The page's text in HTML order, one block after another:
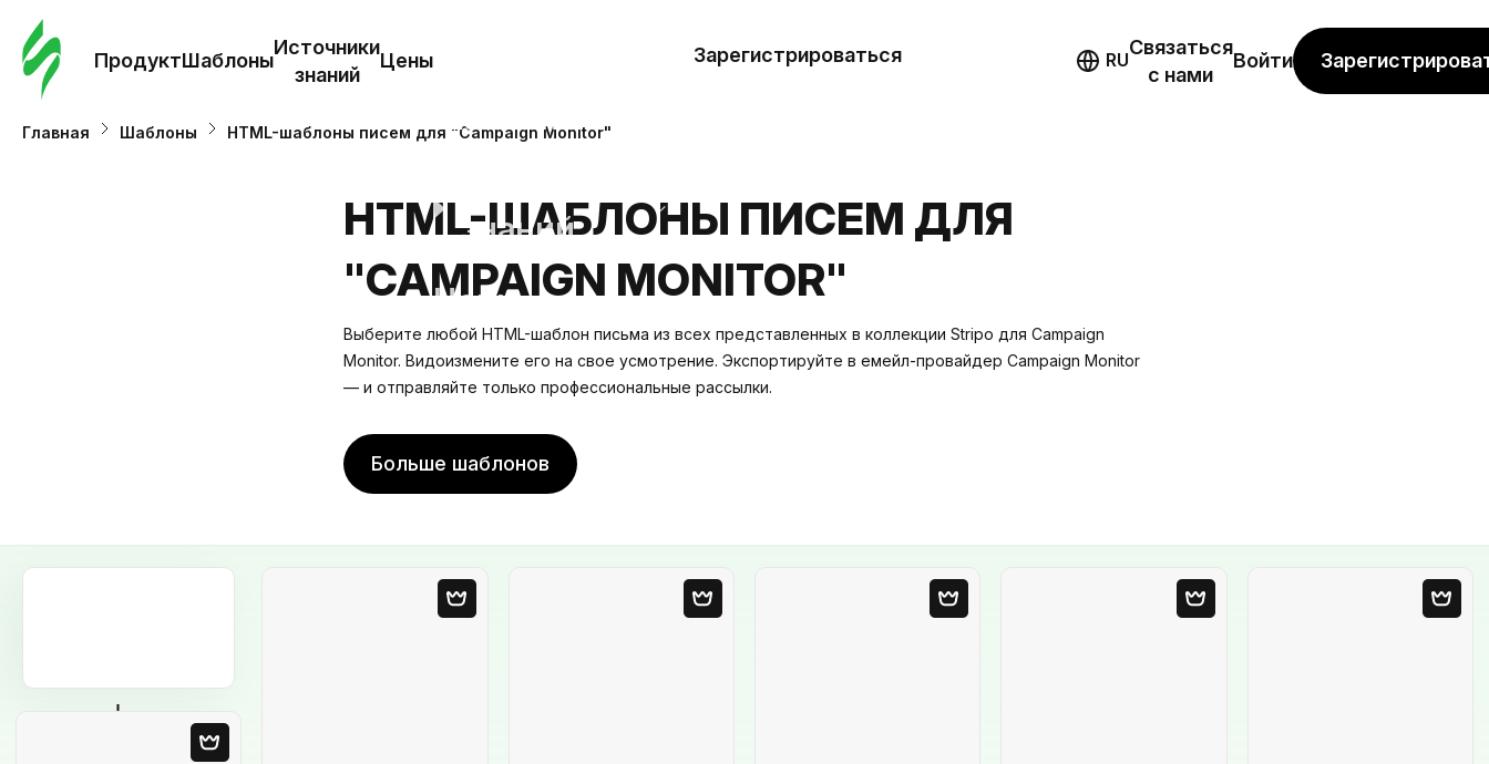
ПродуктШаблоны
Источники
знаний
Цены
Шаблоны
знаний
Цены
Зарегистрироваться RU
Связаться
с нами
Войти
Главная Шаблоны HTML-шаблоны писем для "Campaign Monitor"
HTML-ШАБЛОНЫ ПИСЕМ ДЛЯ
"CAMPAIGN MONITOR"
Выберите любой HTML-шаблон письма из всех представленных в коллекции Stripo для Campaign
Monitor. Видоизмените его на свое усмотрение. Экспортируйте в емейл-провайдер Campaign Monitor
— и отправляйте только профессиональные рассылки.
Больше шаблонов